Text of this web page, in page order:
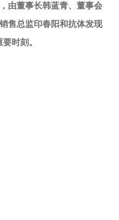
由董事长韩蓝青、董事会
售总监印春阳和抗体发现
时刻。